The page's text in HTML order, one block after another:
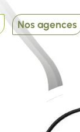
Nos agences